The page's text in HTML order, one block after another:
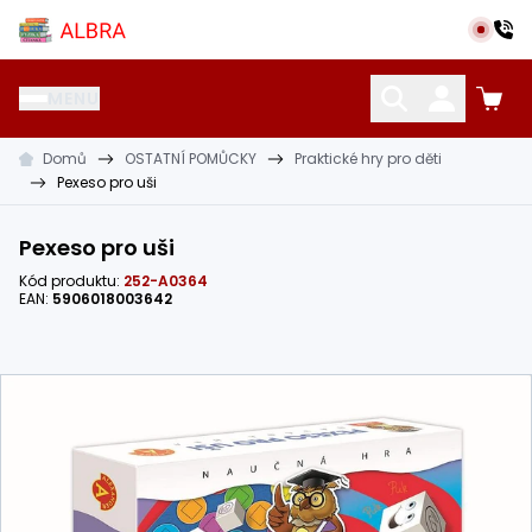
Přeskočit na hlavní obsah
Albra s.r.o.
KATALOG UČEBNIC OSTATNÍ POMŮCKY
Domů OSTATNÍ POMŮCKY
Praktické hry pro děti
Pexeso pro uši
Pexeso pro uši
Kód produktu: 252-A0364
EAN: 5906018003642